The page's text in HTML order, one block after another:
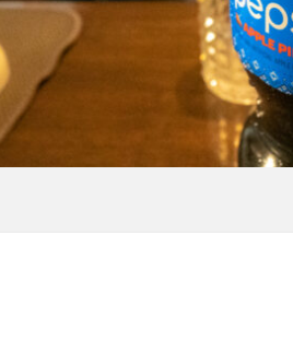
湧き水のキハダコーラ
日々乃コ
横浜クラフトコーラ
武蔵小山
無印良品 熊本コ
ノンアルコー
SPAICE9